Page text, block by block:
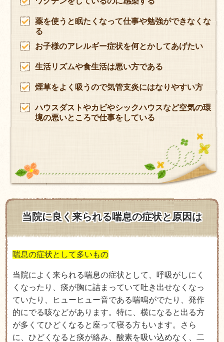
薬を使うと眠たくなって仕事や勉強ができなくな
る
お子様のアレルギー症状を何とかしてあげたい
生活リズムや食生活は悪い方である
煙草をよく吸うので気管支炎にはなりやすい方
ハウスダストやカビやシックハウスなど空気の環
境の悪いところで仕事をしている
当院に良く来られる喘息の症状と原因は
喘息の症状として多いもの
当院によく来られる喘息の症状として、呼吸がしにく
くなったり、痰が胸に詰まっていて吐き出せなくなっ
ていたり、ヒューヒュー音である喘鳴がでたり、発作
的にでる咳などがあります。特に、横になると出る方
が多くてひどくなると座って寝る方もいます。さら
に、ひどくなると痰が絡み、酸素を吸い込めなく、二